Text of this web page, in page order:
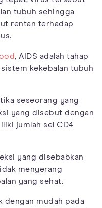
tubuh sehingga
rentan terhadap
, AIDS adalah tahap
kekebalan tubuh
seseorang yang
yang disebut dengan
jumlah sel CD4
yang disebabkan
menyerang
yang sehat.
dengan mudah pada